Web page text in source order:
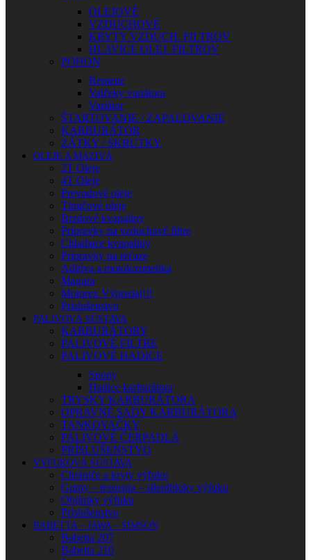
OLEJOVÉ
VZDUCHOVÉ
KRYTY VZDUCH. FILTROV
HLAVICE OLEJ. FILTROV
POHON
Remene
Valčeky variátora
Variátor
ŠTARTOVANIE / ZAPAĽOVANIE
KARBURÁTOR
ZÁTKY / SKRUTKY
OLEJE A MAZIVÁ
2T Oleje
4T Oleje
Prevodové oleje
Tlmičové oleje
Brzdové kvapaliny
Prípravky na vzduchové filtre
Chladiace kvapaliny
Prípravky na reťaze
Aditíva a motokozmetika
Magura
Motorex Výpredaj!!!
Príslušenstvo
PALIVOVÁ SÚSTAVA
KARBURÁTORY
PALIVOVÉ FILTRE
PALIVOVÉ HADICE
Spony
Hadice karburátora
TRYSKY KARBURÁTORA
OPRAVNÉ SADY KARBURÁTORA
TANKOVAČKY
PALIVOVÉ ČERPADLÁ
PRÍSLUŠENSTVO
VÝFUKOVÁ SÚSTAVA
Chrániče a kryty výfuku
Gumy – tesnenia – silentbloky výfuku
Objímky výfuku
Príslušenstvo
BABETTA – JAWA – SIMSON
Babetta 207
Babetta 210